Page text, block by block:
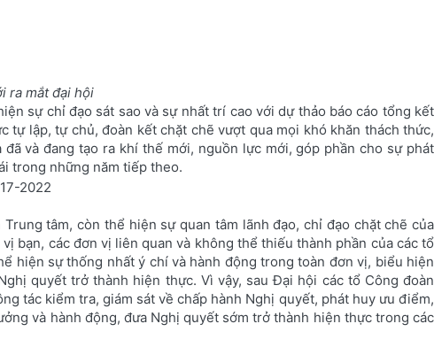
ra mắt đại hội
sự chỉ đạo sát sao và sự nhất trí cao với dự thảo báo cáo tổng kết
lập, tự chủ, đoàn kết chặt chẽ vượt qua mọi khó khăn thách thức,
và đang tạo ra khí thế mới, nguồn lực mới, góp phần cho sự phát
trong những năm tiếp theo.
tâm, còn thể hiện sự quan tâm lãnh đạo, chỉ đạo chặt chẽ của
bạn, các đơn vị liên quan và không thể thiếu thành phần của các tổ
hiện sự thống nhất ý chí và hành động trong toàn đơn vị, biểu hiện
quyết trở thành hiện thực. Vì vậy, sau Đại hội các tổ Công đoàn
tác kiểm tra, giám sát về chấp hành Nghị quyết, phát huy ưu điểm,
và hành động, đưa Nghị quyết sớm trở thành hiện thực trong các